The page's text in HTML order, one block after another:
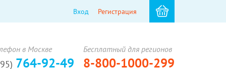
Вход Регистрация
в Москве
764-92-49
Бесплатный для регионов
8-800-1000-299